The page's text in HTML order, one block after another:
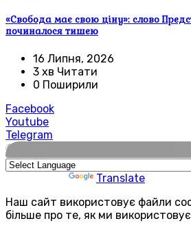
«Свобода має свою ціну»: слово
починалося тишею
16 Липня, 2026
3 хв Читати
0 Поширили
Facebook
Youtube
Telegram
🌍
Translate
Наш сайт використовує файли
більше про те, як ми